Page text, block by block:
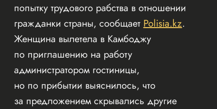
попытку трудового рабства в отношении
гражданки страны, сообщаетPolisia.kz.
Женщина вылетела в Камбоджу
по приглашению на работу
администратором гостиницы,
но по прибытии выяснилось, что
за предложением скрывались другие